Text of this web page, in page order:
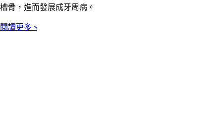
槽骨，進而發展成牙周病。
閱讀更多 »